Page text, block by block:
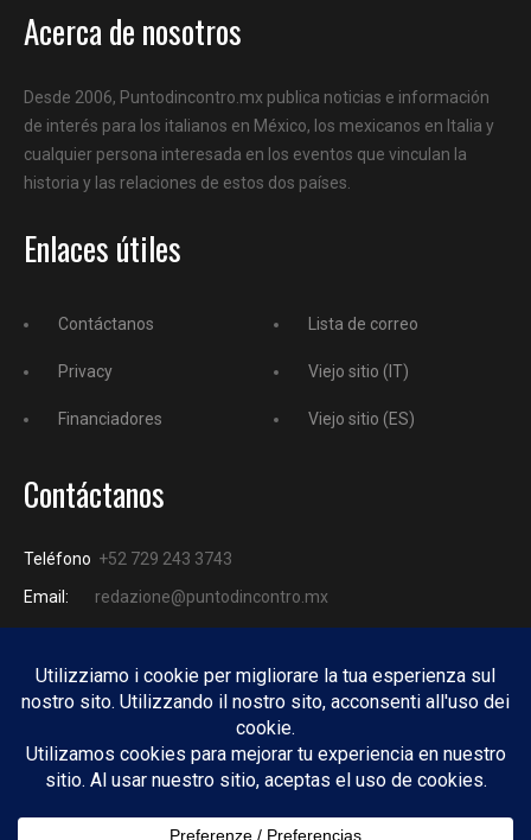
Acerca de nosotros
Desde 2006, Puntodincontro.mx publica noticias e información
de interés para los italianos en México, los mexicanos en Italia y
cualquier persona interesada en los eventos que vinculan la
historia y las relaciones de estos dos países.
Enlaces útiles
Contáctanos
Privacy
Financiadores
Lista de correo
Viejo sitio (IT)
Viejo sitio (ES)
Contáctanos
Teléfono +52 729 243 3743
Email:
redazione@puntodincontro.mx
PUNTODINCONTRO